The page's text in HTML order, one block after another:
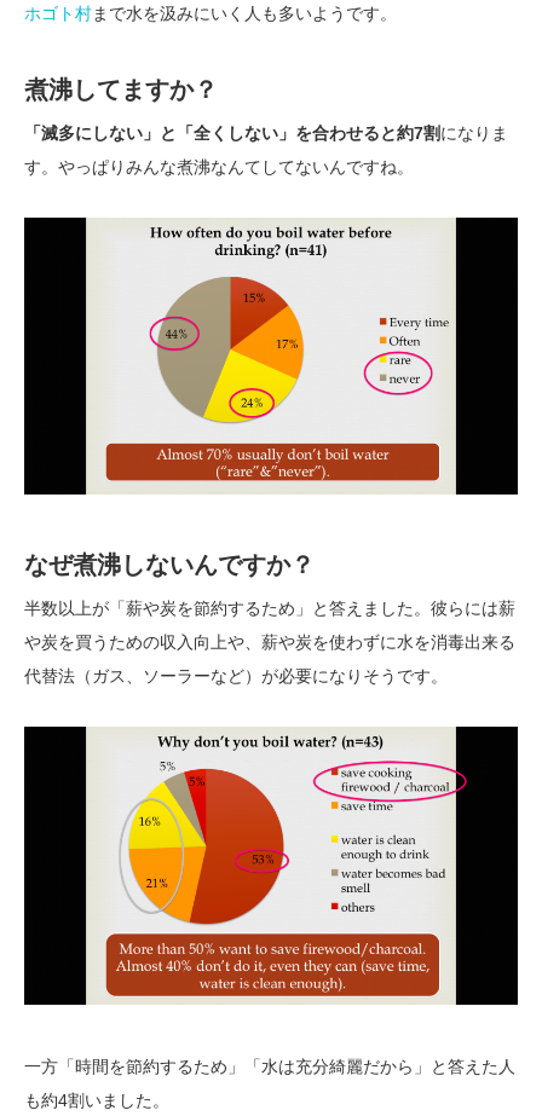
ホゴト村まで水を汲みにいく人も多いようです。
煮沸してますか？
「滅多にしない」と「全くしない」を合わせると約7割になりま
す。やっぱりみんな煮沸なんてしてないんですね。
なぜ煮沸しないんですか？
半数以上が「薪や炭を節約するため」と答えました。彼らには薪
や炭を買うための収入向上や、薪や炭を使わずに水を消毒出来る
代替法（ガス、ソーラーなど）が必要になりそうです。
一方「時間を節約するため」「水は充分綺麗だから」と答えた人
も約4割いました。